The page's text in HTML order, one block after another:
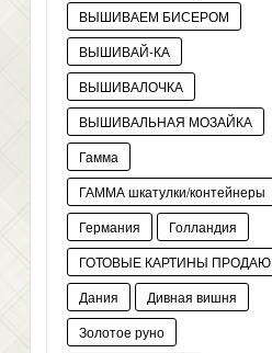
ВЫШИВАЕМ БИСЕРОМ
ВЫШИВАЙ-КА
ВЫШИВАЛОЧКА
ВЫШИВАЛЬНАЯ МОЗАЙКА
Гамма
ГАММА шкатулки/контейнеры
Германия
Голландия
ГОТОВЫЕ КАРТИНЫ ПРОДАЮ
Дания
Дивная вишня
Золотое руно